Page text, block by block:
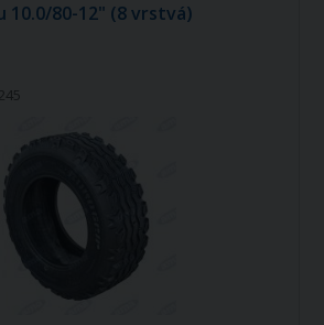
10.0/80-12" (8 vrstvá)